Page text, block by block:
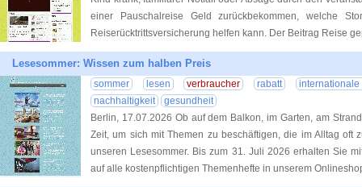
einer Pauschalreise Geld zurückbekommen, welche
Reiserücktrittsversicherung helfen kann. Der Beitrag Reise
Lesesommer: Wissen zum halben Preis
sommer lesen verbraucher rabatt
nachhaltigkeit
gesundheit
Berlin, 17.07.2026 Ob auf dem Balkon, im Garten, am
Zeit, um sich mit Themen zu beschäftigen, die im Alltag oft
unseren Lesesommer. Bis zum 31. Juli 2026 erhalten Sie
auf alle kostenpflichtigen Themenhefte in unserem